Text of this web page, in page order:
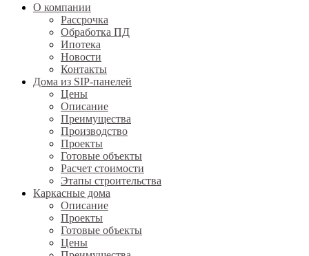
О компании
Рассрочка
Обработка ПД
Ипотека
Новости
Контакты
Дома из SIP-панелей
Цены
Описание
Преимущества
Производство
Проекты
Готовые объекты
Расчет стоимости
Этапы строительства
Каркасные дома
Описание
Проекты
Готовые объекты
Цены